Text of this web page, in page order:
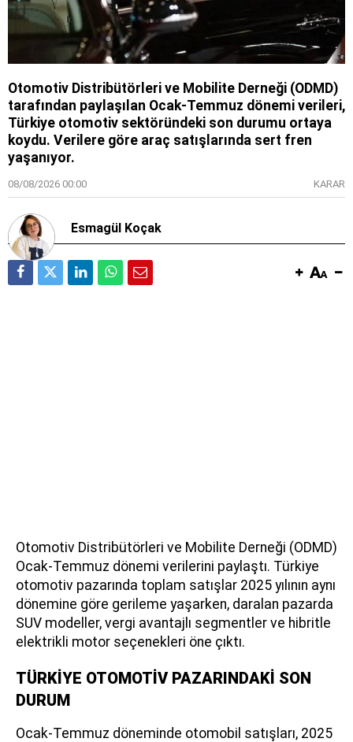
Otomotiv Distribütörleri ve Mobilite Derneği (ODMD)
tarafından paylaşılan Ocak-Temmuz dönemi verileri,
Türkiye otomotiv sektöründeki son durumu ortaya
koydu. Verilere göre araç satışlarında sert fren
yaşanıyor.
08/08/2026 00:00 KARAR
Esmagül Koçak
Otomotiv Distribütörleri ve Mobilite Derneği (ODMD)
Ocak-Temmuz dönemi verilerini paylaştı. Türkiye
otomotiv pazarında toplam satışlar 2025 yılının aynı
dönemine göre gerileme yaşarken, daralan pazarda
SUV modeller, vergi avantajlı segmentler ve hibritle
elektrikli motor seçenekleri öne çıktı.
TÜRKİYE OTOMOTİV PAZARINDAKİ SON
DURUM
Ocak-Temmuz döneminde otomobil satışları, 2025